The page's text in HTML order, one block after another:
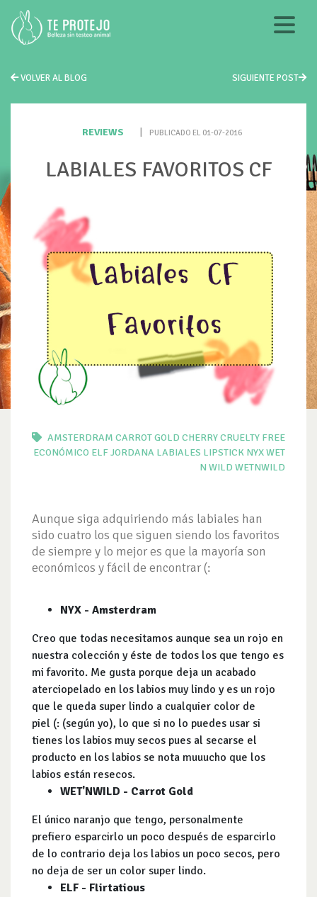
VOLVER AL BLOG SIGUIENTE POST
REVIEWS PUBLICADO EL 01-07-2016
LABIALES FAVORITOS CF
AMSTERDRAM CARROT GOLD CHERRYCRUELTY FREE
ECONÓMICO ELFJORDANA LABIALES LIPSTICK NYXWET
N WILD WETNWILD
Aunque siga adquiriendo más labiales han
sido cuatro los que siguen siendo los favoritos
de siempre y lo mejor es que la mayoría son
económicos y fácil de encontrar (:
NYX - Amsterdram
Creo que todas necesitamos aunque sea un rojo en
nuestra colección y éste de todos los que tengo es
mi favorito. Me gusta porque deja un acabado
aterciopelado en los labios muy lindo y es un rojo
que le queda super lindo a cualquier color de
piel (: (según yo), lo que si no lo puedes usar si
tienes los labios muy secos pues al secarse el
producto en los labios se nota muuucho que los
labios están resecos.
WET'NWILD - Carrot Gold
El único naranjo que tengo, personalmente
prefiero esparcirlo un poco después de esparcirlo
de lo contrario deja los labios un poco secos, pero
no deja de ser un color super lindo.
ELF - Flirtatious